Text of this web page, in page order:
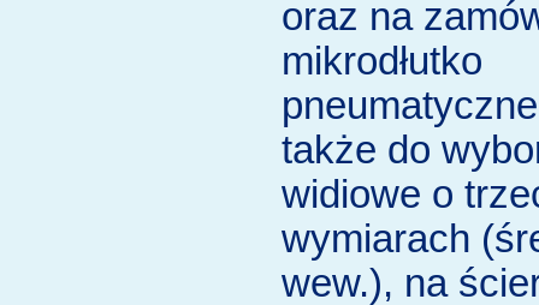
oraz na
mikrodłutko
także do
widiowe o
wymiarach
wew.), na